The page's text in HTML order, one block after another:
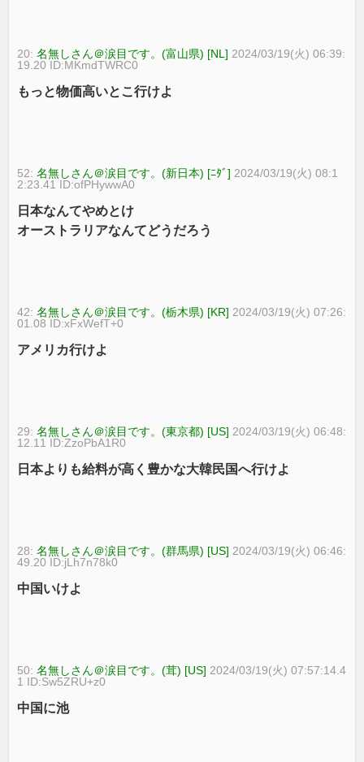
20:名無しさん＠涙目です。(富山県) [NL] 2024/03/19(火) 06:39:
19.20 ID:MKmdTWRC0
もっと物価高いとこ行けよ
52:名無しさん＠涙目です。(新日本) [ﾆﾀﾞ] 2024/03/19(火) 08:1
2:23.41 ID:ofPHywwA0
日本なんてやめとけ
オーストラリアなんてどうだろう
42:名無しさん＠涙目です。(栃木県) [KR] 2024/03/19(火) 07:26:
01.08 ID:xFxWefT+0
アメリカ行けよ
29:名無しさん＠涙目です。(東京都) [US] 2024/03/19(火) 06:48:
12.11 ID:ZzoPbA1R0
日本よりも給料が高く豊かな大韓民国へ行けよ
28:名無しさん＠涙目です。(群馬県) [US] 2024/03/19(火) 06:46:
49.20 ID:jLh7n78k0
中国いけよ
50:名無しさん＠涙目です。(茸) [US] 2024/03/19(火) 07:57:14.4
1 ID:Sw5ZRU+z0
中国に池